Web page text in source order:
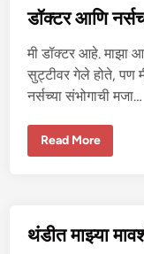
र्स
सो
त
सं
भो
ग
-
डॉक्टर आणि
मी डॉक्टर आहे. माझा
सुट्टीवर गेले होते, पण
नर्सच्या संभोगाची मजा…
डॉ
चा
सं
Read More
थंडीत माझ्या